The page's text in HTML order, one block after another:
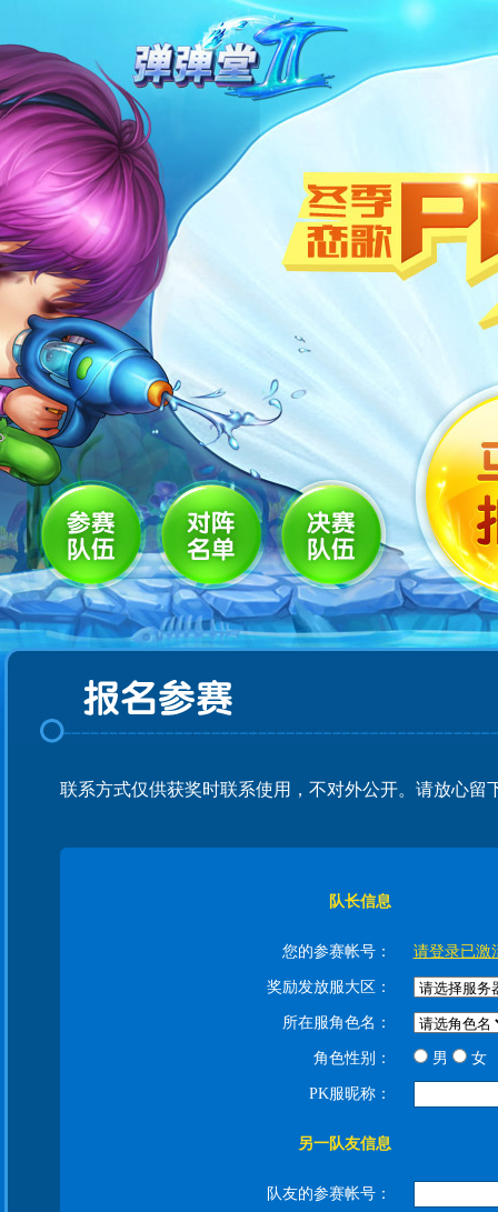
联系方式仅供获奖时联系使用，不对外公开。请放心留
队长信息
您的参赛帐号： 请登录已激
奖励发放服大区：
所在服角色名：
角色性别： 男 女
PK服昵称：
另一队友信息
队友的参赛帐号：